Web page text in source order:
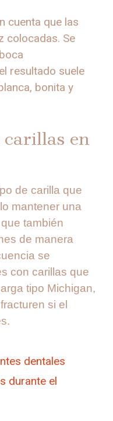
cuenta que las
colocadas. Se
resultado suele
bonita y
carillas en
de carilla que
mantener una
también
de manera
se
con carillas que
tipo Michigan,
si el
dentales
durante el